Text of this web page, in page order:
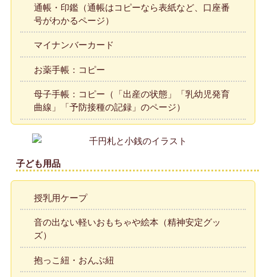
通帳・印鑑（通帳はコピーなら表紙など、口座番
号がわかるページ）
マイナンバーカード
お薬手帳：コピー
母子手帳：コピー（「出産の状態」「乳幼児発育
曲線」「予防接種の記録」のページ）
子ども用品
授乳用ケープ
音の出ない軽いおもちゃや絵本（精神安定グッ
ズ）
抱っこ紐・おんぶ紐